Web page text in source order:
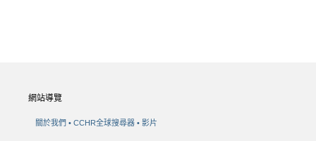
網站導覽
關於我們 CCHR全球搜尋器 影片